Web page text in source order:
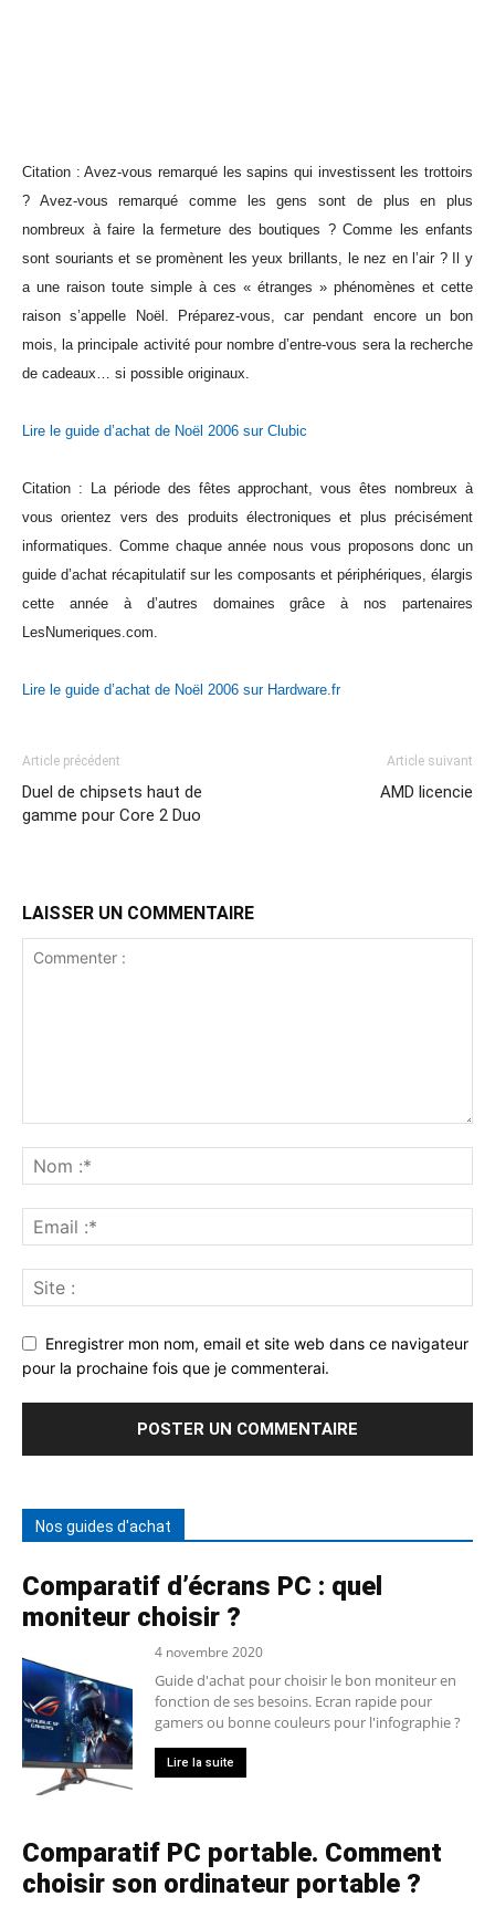
Citation : Avez-vous remarqué les sapins qui investissent les trottoirs
? Avez-vous remarqué comme les gens sont de plus en plus
nombreux à faire la fermeture des boutiques ? Comme les enfants
sont souriants et se promènent les yeux brillants, le nez en l’air ? Il y
a une raison toute simple à ces « étranges » phénomènes et cette
raison s’appelle Noël. Préparez-vous, car pendant encore un bon
mois, la principale activité pour nombre d’entre-vous sera la recherche
de cadeaux… si possible originaux.
Lire le guide d’achat de Noël 2006 sur Clubic
Citation : La période des fêtes approchant, vous êtes nombreux à
vous orientez vers des produits électroniques et plus précisément
informatiques. Comme chaque année nous vous proposons donc un
guide d’achat récapitulatif sur les composants et périphériques, élargis
cette année à d’autres domaines grâce à nos partenaires
LesNumeriques.com.
Lire le guide d’achat de Noël 2006 sur Hardware.fr
Article précédent
Duel de chipsets haut de
gamme pour Core 2 Duo
Article suivant
AMD licencie
LAISSER UN COMMENTAIRE
Enregistrer mon nom, email et site web dans ce navigateur
pour la prochaine fois que je commenterai.
Nos guides d'achat
Comparatif d’écrans PC : quel
moniteur choisir ?
4 novembre 2020
Guide d'achat pour choisir le bon moniteur en
fonction de ses besoins. Ecran rapide pour
gamers ou bonne couleurs pour l'infographie ?
Lire la suite
Comparatif PC portable. Comment
choisir son ordinateur portable ?